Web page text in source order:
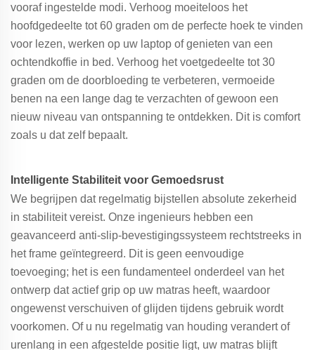
vooraf ingestelde modi. Verhoog moeiteloos het
hoofdgedeelte tot 60 graden om de perfecte hoek te vinden
voor lezen, werken op uw laptop of genieten van een
ochtendkoffie in bed. Verhoog het voetgedeelte tot 30
graden om de doorbloeding te verbeteren, vermoeide
benen na een lange dag te verzachten of gewoon een
nieuw niveau van ontspanning te ontdekken. Dit is comfort
zoals u dat zelf bepaalt.
Intelligente Stabiliteit voor Gemoedsrust
We begrijpen dat regelmatig bijstellen absolute zekerheid
in stabiliteit vereist. Onze ingenieurs hebben een
geavanceerd anti-slip-bevestigingssysteem rechtstreeks in
het frame geïntegreerd. Dit is geen eenvoudige
toevoeging; het is een fundamenteel onderdeel van het
ontwerp dat actief grip op uw matras heeft, waardoor
ongewenst verschuiven of glijden tijdens gebruik wordt
voorkomen. Of u nu regelmatig van houding verandert of
urenlang in een afgestelde positie ligt, uw matras blijft